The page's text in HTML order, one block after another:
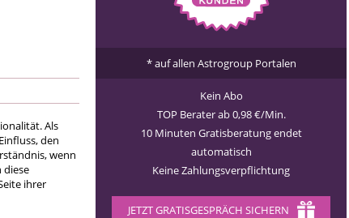
* auf allen Astrogroup Portalen
Kein Abo
TOP Berater ab 0,98 €/Min.
10 Minuten Gratisberatung endet
automatisch
Keine Zahlungsverpflichtung
JETZT GRATISGESPRÄCH SICHERN
Als
den
wenn
diese
ihrer